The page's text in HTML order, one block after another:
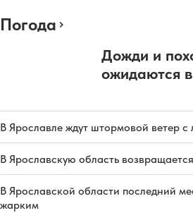
Погода
Дожди и
ожидаются
В Ярославле ждут штормовой ветер
В Ярославскую область
В Ярославской области последний
жарким